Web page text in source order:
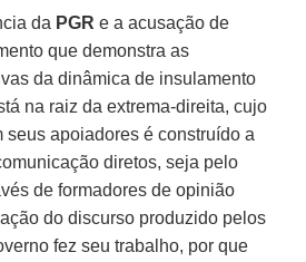
da PGR e a acusação de
que demonstra as
da dinâmica de insulamento
na raiz da extrema-direita, cujo
seus apoiadores é construído a
diretos, seja pelo
de formadores de opinião
do discurso produzido pelos
fez seu trabalho, por que